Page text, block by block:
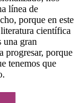
línea de
porque en este
científica
una gran
progresar, porque
tenemos que